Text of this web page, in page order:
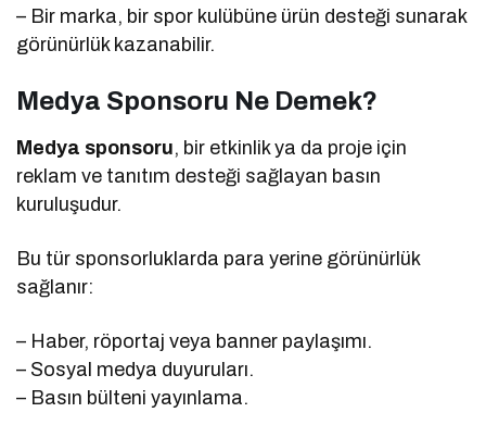
– Bir marka, bir spor kulübüne ürün desteği sunarak
görünürlük kazanabilir.
Medya Sponsoru Ne Demek?
Medya sponsoru, bir etkinlik ya da proje için
reklam ve tanıtım desteği sağlayan basın
kuruluşudur.
Bu tür sponsorluklarda para yerine görünürlük
sağlanır:
– Haber, röportaj veya banner paylaşımı.
– Sosyal medya duyuruları.
– Basın bülteni yayınlama.